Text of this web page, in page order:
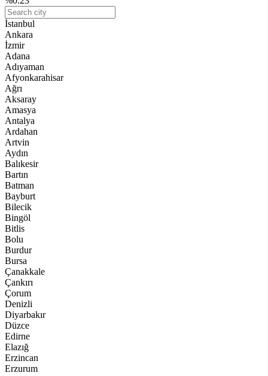
İstanbul
Ankara
İzmir
Adana
Adıyaman
Afyonkarahisar
Ağrı
Aksaray
Amasya
Antalya
Ardahan
Artvin
Aydın
Balıkesir
Bartın
Batman
Bayburt
Bilecik
Bingöl
Bitlis
Bolu
Burdur
Bursa
Çanakkale
Çankırı
Çorum
Denizli
Diyarbakır
Düzce
Edirne
Elazığ
Erzincan
Erzurum